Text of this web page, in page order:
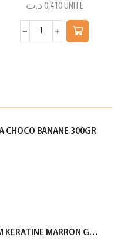
0,410 د.ت UNITE
CHOCO BANANE 300GR
LILAS SHAMP EXT FEM KERATINE MARRON GOLD 350ML